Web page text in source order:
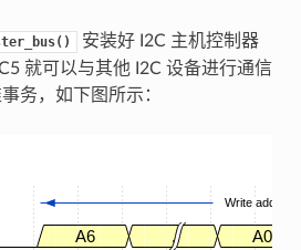
安装好 I2C 主机控制器
就可以与其他 I2C 设备进行通信
务，如下图所示：
A6 .
A0
Write address